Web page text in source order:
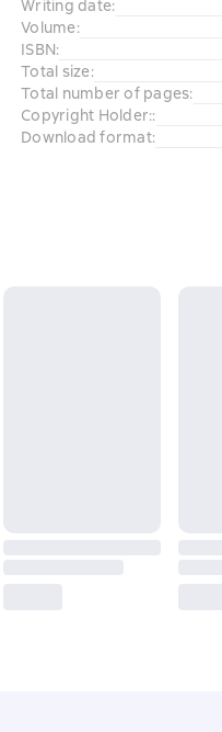
Writing date:
Volume:
ISBN:
Total size:
Total number of pages:
Copyright Holder::
Download format: